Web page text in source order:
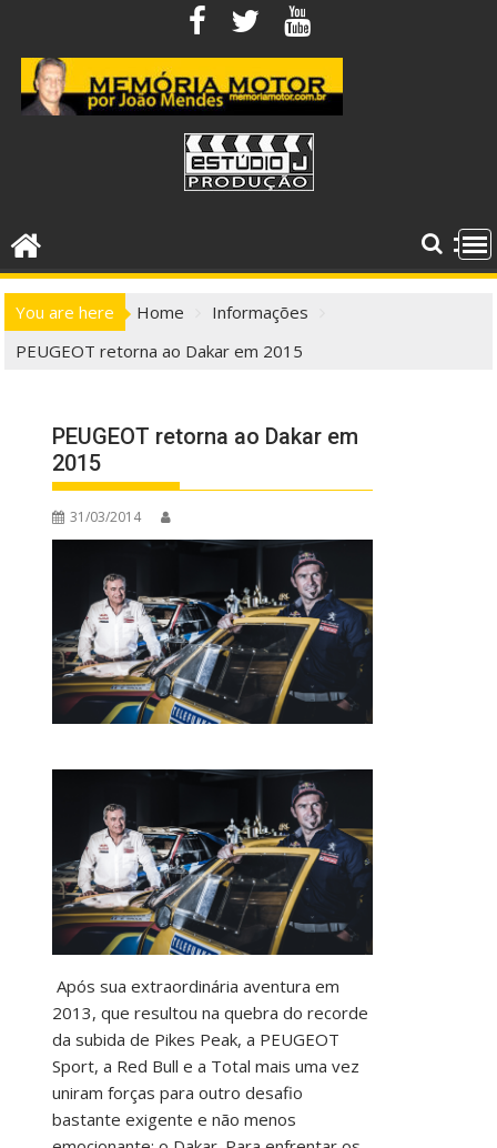
content
You are here Home
Informações
PEUGEOT retorna ao Dakar em 2015
PEUGEOT retorna ao Dakar em
2015
31/03/2014
Após sua extraordinária aventura em
2013, que resultou na quebra do recorde
da subida de Pikes Peak, a PEUGEOT
Sport, a Red Bull e a Total mais uma vez
uniram forças para outro desafio
bastante exigente e não menos